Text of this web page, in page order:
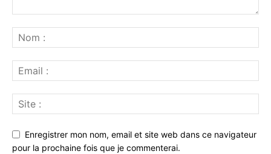
Enregistrer mon nom, email et site web dans ce navigateur
pour la prochaine fois que je commenterai.